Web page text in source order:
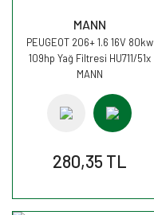
MANN
PEUGEOT 206+ 1.6 16V 80kw
109hp Yağ Filtresi HU711/51x
MANN
280,35 TL